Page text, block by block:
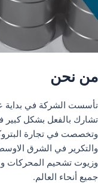
من نحن
تشارك بالفعل بشكل كبير
وتخصصت في تجارة
والتكرير في الشرق
وزيوت تشحيم المحركات
جميع أنحاء العالم.